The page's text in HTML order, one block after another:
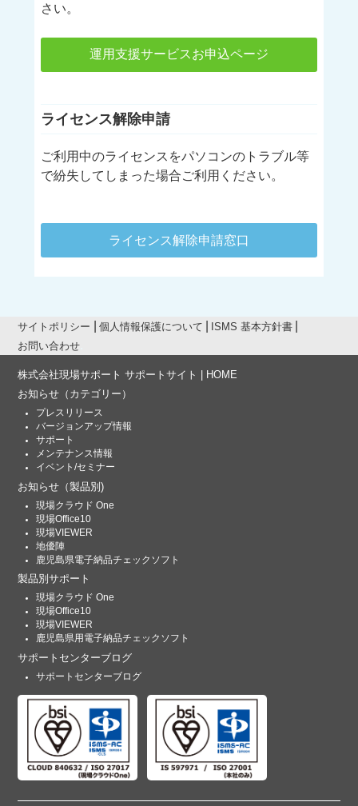
さい。
運用支援サービスお申込ページ
ライセンス解除申請
ご利用中のライセンスをパソコンのトラブル等
で紛失してしまった場合ご利用ください。
ライセンス解除申請窓口
サイトポリシー 個人情報保護について
ISMS 基本方針書
お問い合わせ
株式会社現場サポート サポートサイト | HOME
お知らせ （カテゴリー）
プレスリリース
バージョンアップ情報
サポート
メンテナンス情報
イベント/セミナー
お知らせ （製品別)
現場クラウド One
現場Office10
現場VIEWER
地優陣
鹿児島県電子納品チェックソフト
製品別サポート
現場クラウド One
現場Office10
現場VIEWER
鹿児島県用電子納品チェックソフト
サポートセンターブログ
サポートセンターブログ